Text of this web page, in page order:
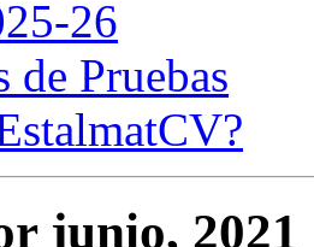
26
de Pruebas
junio, 2021